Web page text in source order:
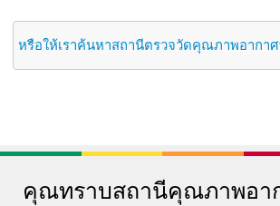
หรือให้เราค้นหาสถานีตรวจวัดคุณภาพอากา
คุณทราบสถานีคุณภาพอา